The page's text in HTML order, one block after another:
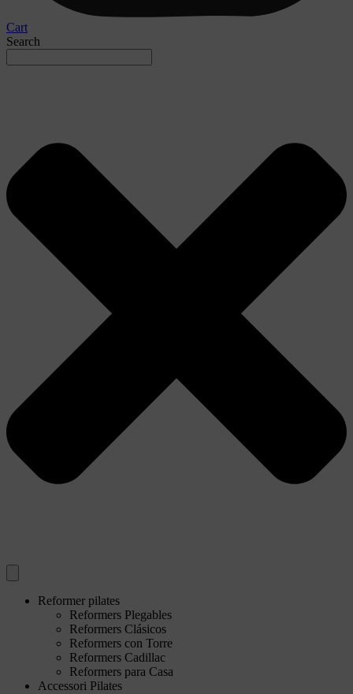
Cart
Search
Reformer pilates
Reformers Plegables
Reformers Clásicos
Reformers con Torre
Reformers Cadillac
Reformers para Casa
Accessori Pilates